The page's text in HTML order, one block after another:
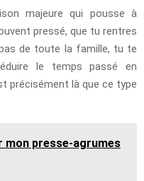
majeure qui pousse à
pressé, que tu rentres
de toute la famille, tu te
le temps passé en
précisément là que ce type
mon presse-agrumes